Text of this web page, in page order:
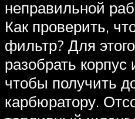
неправильной
Как проверить,
фильтр? Для
разобрать корпус
чтобы получить
карбюратору.